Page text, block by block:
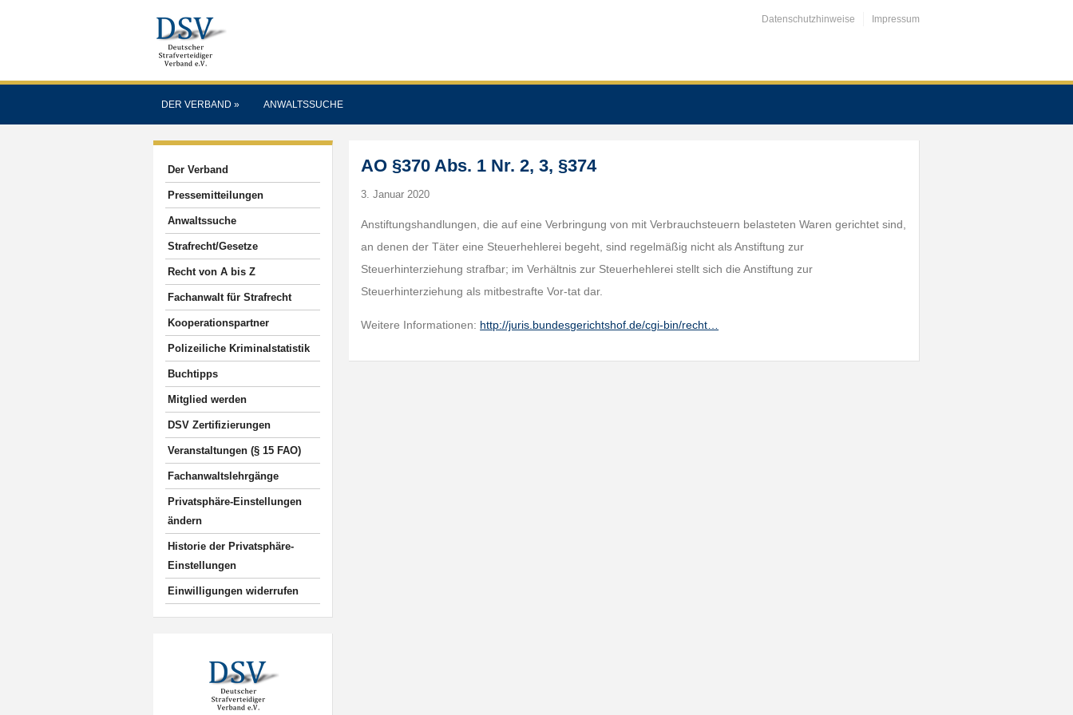
Datenschutzhinweise Impressum
DER VERBAND » ANWALTSSUCHE
Der Verband
Pressemitteilungen
Anwaltssuche
Strafrecht/Gesetze
Recht von A bis Z
Fachanwalt für Strafrecht
Kooperationspartner
Polizeiliche Kriminalstatistik
Buchtipps
Mitglied werden
DSV Zertifizierungen
Veranstaltungen (§ 15 FAO)
Fachanwaltslehrgänge
Privatsphäre-Einstellungen
ändern
Historie der Privatsphäre-
Einstellungen
Einwilligungen widerrufen
AO §370 Abs. 1 Nr. 2, 3, §374
3. Januar 2020
Anstiftungshandlungen, die auf eine Verbringung von mit Verbrauchsteuern belasteten Waren gerichtet sind,
an denen der Täter eine Steuerhehlerei begeht, sind regelmäßig nicht als Anstiftung zur
Steuerhinterziehung strafbar; im Verhältnis zur Steuerhehlerei stellt sich die Anstiftung zur
Steuerhinterziehung als mitbestrafte Vor-tat dar.
Weitere Informationen: http://juris.bundesgerichtshof.de/cgi-bin/recht…